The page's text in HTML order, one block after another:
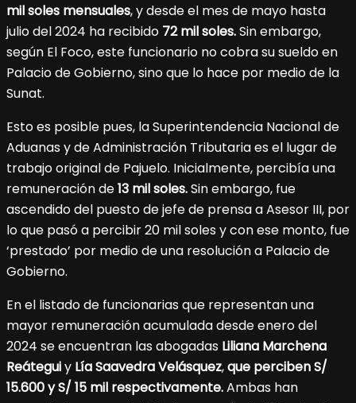
mil soles mensuales, y desde el mes de mayo hasta
julio del 2024 ha recibido 72 mil soles.Sin embargo,
según El Foco, este funcionario no cobra su sueldo en
Palacio de Gobierno, sino que lo hace por medio de la
Sunat.
Esto es posible pues, la Superintendencia Nacional de
Aduanas y de Administración Tributaria es el lugar de
trabajo original de Pajuelo. Inicialmente, percibía una
remuneración de13 mil soles.Sin embargo, fue
ascendido del puesto de jefe de prensa a Asesor III, por
lo que pasó a percibir 20 mil soles y con ese monto, fue
‘prestado’ por medio de una resolución a Palacio de
Gobierno.
En el listado de funcionarias que representan una
mayor remuneración acumulada desde enero del
2024 se encuentran las abogadas Liliana Marchena
Reáteguiy Lía Saavedra Velásquez,que perciben S/
15.600 y S/ 15 mil respectivamente.Ambas han